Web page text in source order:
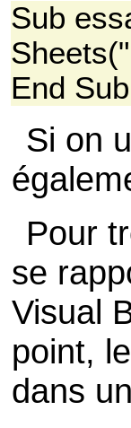
Sub
End Sub
Si on
Pour
se
Visual
point,
dans